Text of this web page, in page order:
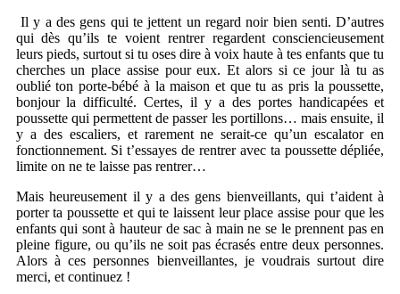
Il y a des gens qui te jettent un regard noir bien senti. D’autres
qui dès qu’ils te voient rentrer regardent consciencieusement
leurs pieds, surtout si tu oses dire à voix haute à tes enfants que tu
cherches un place assise pour eux. Et alors si ce jour là tu as
oublié ton porte-bébé à la maison et que tu as pris la poussette,
bonjour la difficulté. Certes, il y a des portes handicapées et
poussette qui permettent de passer les portillons… mais ensuite, il
y a des escaliers, et rarement ne serait-ce qu’un escalator en
fonctionnement. Si t’essayes de rentrer avec ta poussette dépliée,
limite on ne te laisse pas rentrer…
Mais heureusement il y a des gens bienveillants, qui t’aident à
porter ta poussette et qui te laissent leur place assise pour que les
enfants qui sont à hauteur de sac à main ne se le prennent pas en
pleine figure, ou qu’ils ne soit pas écrasés entre deux personnes.
Alors à ces personnes bienveillantes, je voudrais surtout dire
merci, et continuez !